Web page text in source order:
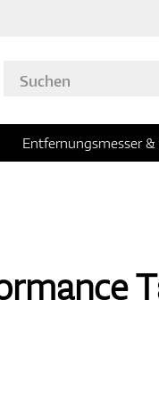
Entfernungsmesser &